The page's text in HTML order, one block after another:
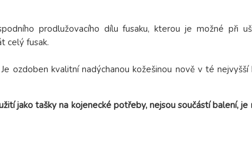
prodlužovacího dílu fusaku, kterou je možné při
celý fusak.
Je ozdoben kvalitní nadýchanou kožešinou nově v té
jako tašky na kojenecké potřeby, nejsou součástí balení,